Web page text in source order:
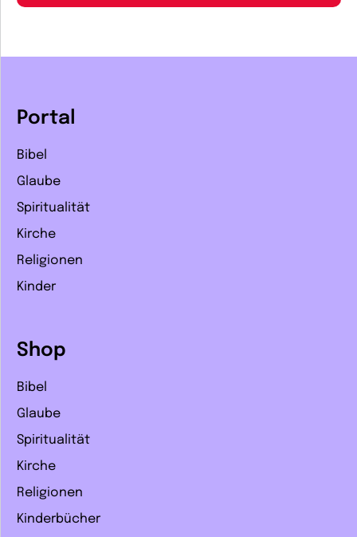
Portal
Bibel
Glaube
Spiritualität
Kirche
Religionen
Kinder
Shop
Bibel
Glaube
Spiritualität
Kirche
Religionen
Kinderbücher